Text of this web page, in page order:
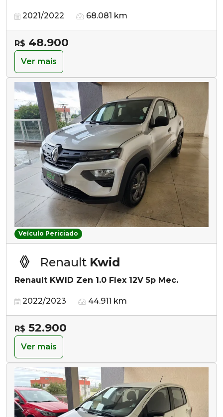
2021/2022 68.081 km
R$ 48.900
Ver mais
Veículo Periciado
Renault Kwid
Renault KWID Zen 1.0 Flex 12V 5p Mec.
2022/2023 44.911 km
R$ 52.900
Ver mais